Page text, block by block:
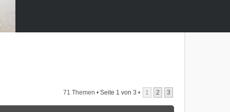
71 Themen • Seite 1 von 3 • 1 2 3